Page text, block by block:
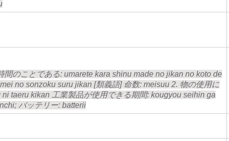
間のことである: umarete kara shinu made no jikan no koto de
no sonzoku suru jikan [類義語] 命数: meisuu 2. 物の使用に
taeru kikan 工業製品が使用できる期間: kougyou seihin ga
バッテリー: batterii